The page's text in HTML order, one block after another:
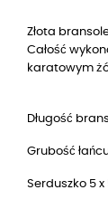
Złota
Całość
karatowym
Długość
Grubość
Serduszko 5